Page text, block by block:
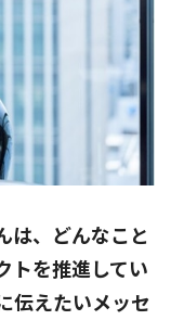
は、どんなこと
トを推進してい
伝えたいメッセ